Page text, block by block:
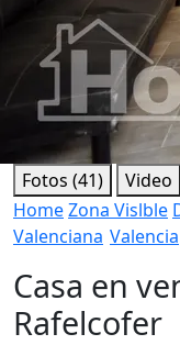
Fotos (41) Video
HomeZona Vislble
Valenciana Valencia
Casa en
Rafelcofer